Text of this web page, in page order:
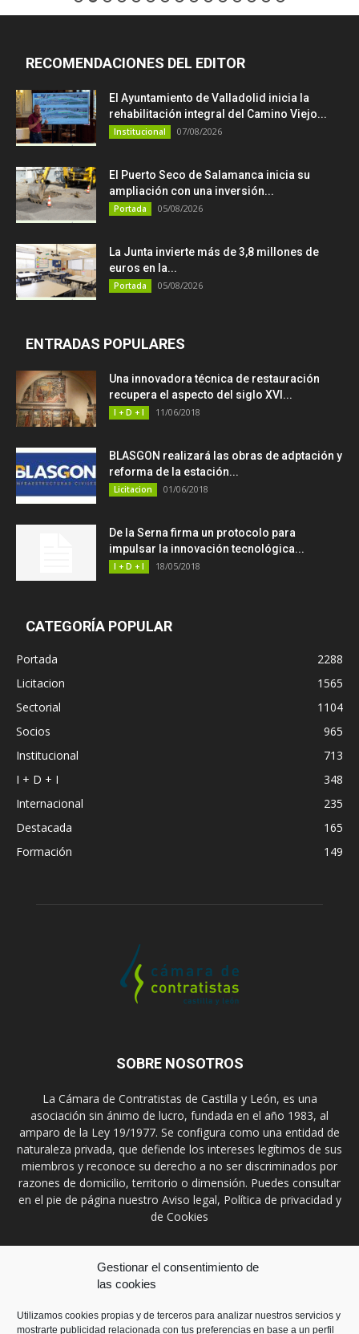
Gestionar el consentimiento de
las cookies
Utilizamos cookies propias y de terceros para analizar nuestros servicios y
mostrarte publicidad relacionada con tus preferencias en base a un perfil
RECOMENDACIONES DEL EDITOR
El Ayuntamiento de Valladolid inicia la
rehabilitación integral del Camino Viejo...
Institucional 07/08/2026
El Puerto Seco de Salamanca inicia su
ampliación con una inversión...
Portada 05/08/2026
La Junta invierte más de 3,8 millones de
euros en la...
Portada 05/08/2026
ENTRADAS POPULARES
Una innovadora técnica de restauración
recupera el aspecto del siglo XVI...
I + D + I 11/06/2018
BLASGON realizará las obras de adptación y
reforma de la estación...
Licitacion 01/06/2018
De la Serna firma un protocolo para
impulsar la innovación tecnológica...
I + D + I 18/05/2018
CATEGORÍA POPULAR
Portada
2288
Licitacion
1565
Sectorial
1104
Socios
965
Institucional
713
I + D + I
348
Internacional
235
Destacada
165
Formación
149
SOBRE NOSOTROS
La Cámara de Contratistas de Castilla y León, es una
asociación sin ánimo de lucro, fundada en el año 1983, al
amparo de la Ley 19/1977. Se configura como una entidad de
naturaleza privada, que defiende los intereses legítimos de sus
miembros y reconoce su derecho a no ser discriminados por
razones de domicilio, territorio o dimensión. Puedes consultar
en el pie de página nuestro Aviso legal, Política de privacidad y
de Cookies
Contáctanos:prensa@ccontratistascyl.es
SÍGUENOS